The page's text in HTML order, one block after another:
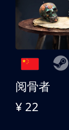
阅骨者
¥ 22